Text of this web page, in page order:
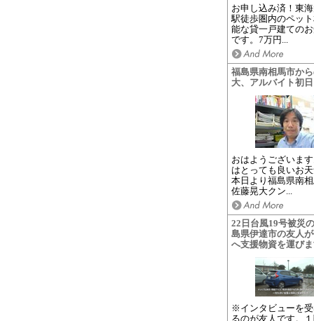
お申し込み済！東
駅徒歩圏内のペッ
能な貸一戸建ての
です。7万円...
福島県南相馬市か
大、アルバイト初日
おはようございます
はとっても良いお天
本日より福島県南
佐藤晃大クン...
22日台風19号被災
島県伊達市の友人
へ支援物資を運び
※インタビューを
るのが友人です。